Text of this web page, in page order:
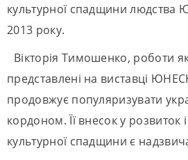
культурної спадщини людства
2013 року.
Вікторія Тимошенко, роботи
представлені на виставці
продовжує популяризувати
кордоном. Її внесок у розвиток
культурної спадщини є